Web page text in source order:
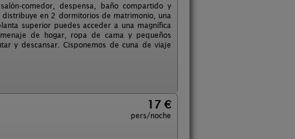
comedor, despensa, baño compartido y
en 2 dormitorios de matrimonio, una
superior puedes acceder a una magnífica
de hogar, ropa de cama y pequeños
y descansar. Cisponemos de cuna de viaje
17 €
pers/noche